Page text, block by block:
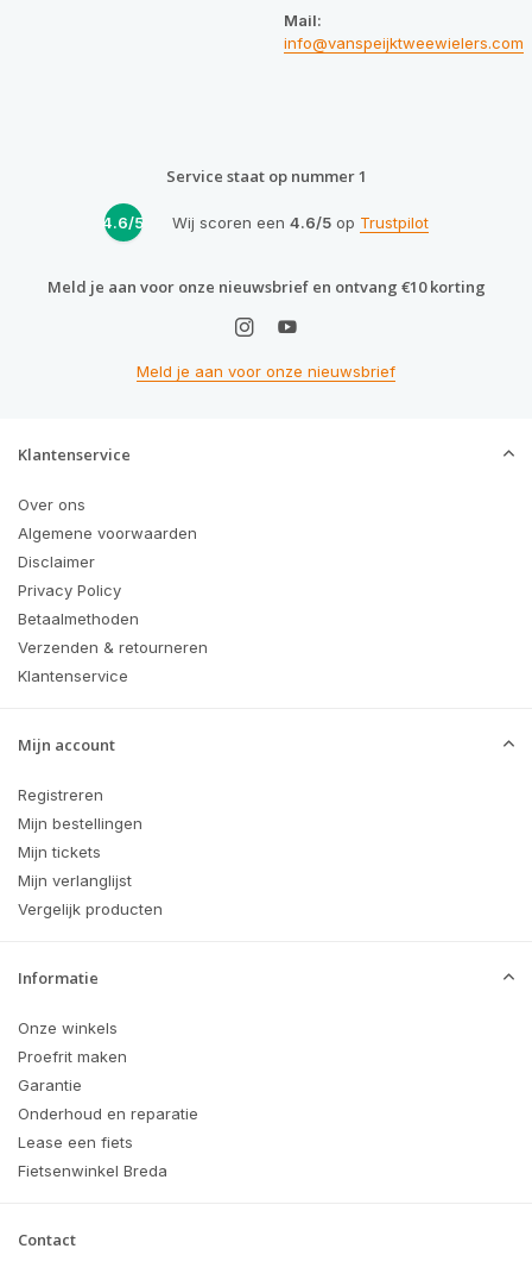
Mail:
info@vanspeijktweewielers.com
Service staat op nummer 1
4.6/5 Wij scoren een 4.6/5op Trustpilot
Meld je aan voor onze nieuwsbrief en ontvang €10 korting
Meld je aan voor onze nieuwsbrief
Klantenservice
Over ons
Algemene voorwaarden
Disclaimer
Privacy Policy
Betaalmethoden
Verzenden & retourneren
Klantenservice
Mijn account
Registreren
Mijn bestellingen
Mijn tickets
Mijn verlanglijst
Vergelijk producten
Informatie
Onze winkels
Proefrit maken
Garantie
Onderhoud en reparatie
Lease een fiets
Fietsenwinkel Breda
Contact